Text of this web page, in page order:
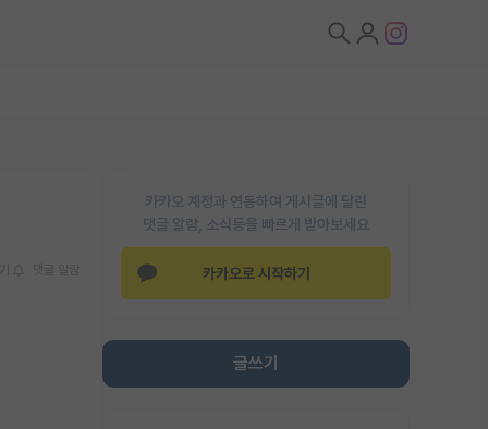
카카오 계정과 연동하여 게시글에 달린
댓글 알람, 소식등을 빠르게 받아보세요
카카오로 시작하기
글쓰기